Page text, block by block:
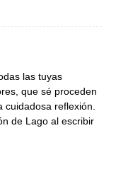
las tuyas
que sé proceden
reflexión.
de Lago al escribir